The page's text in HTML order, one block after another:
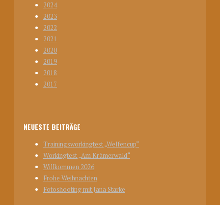
2024
2023
2022
2021
2020
2019
2018
2017
NEUESTE BEITRÄGE
Trainingsworkingtest „Welfencup“
Workingtest „Am Krämerwald“
Willkommen 2026
Frohe Weihnachten
Fotoshooting mit Jana Starke